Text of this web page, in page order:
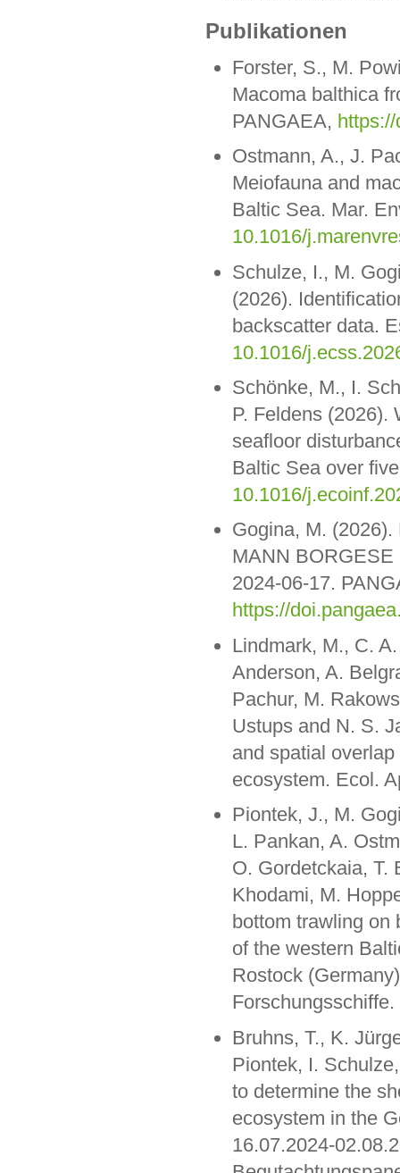
Publikationen
Forster, S., M.
Macoma balthica
PANGAEA,
Ostmann, A., J.
Meiofauna and
Baltic Sea. Mar.
10.1016/
Schulze, I., M.
(2026).
backscatter data.
10.1016/
Schönke, M., I.
P. Feldens (2026).
seafloor
Baltic Sea over
10.1016/
Gogina, M.
MANN BORGESE
2024-06-17.
https://
Lindmark, M., C.
Anderson, A.
Pachur, M.
Ustups and N. S.
and spatial
ecosystem. Ecol.
Piontek, J., M.
L. Pankan, A.
O. Gordetckaia, T.
Khodami, M.
bottom trawling on
of the western
Rostock
Bruhns, T., K.
Piontek, I.
to determine the
ecosystem in the
16.07.2024-